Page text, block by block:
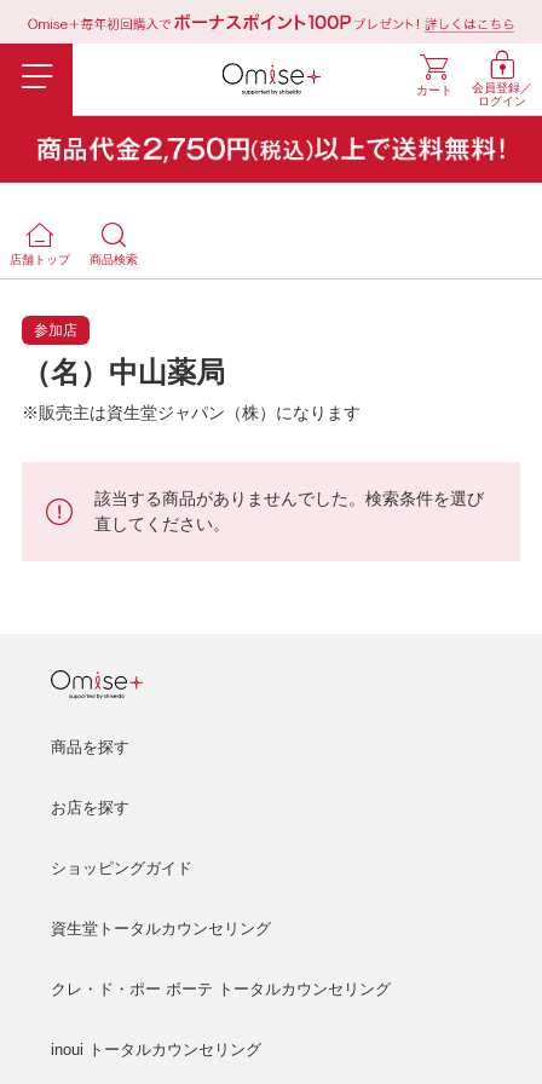
会員登録／
ログイン
カート
店舗トップ 商品検索
参加店
（名）中山薬局
※販売主は資生堂ジャパン（株）になります
該当する商品がありませんでした。検索条件を選び
直してください。
商品を探す
お店を探す
ショッピングガイド
資生堂トータルカウンセリング
クレ・ド・ポー ボーテ トータルカウンセリング
inoui トータルカウンセリング